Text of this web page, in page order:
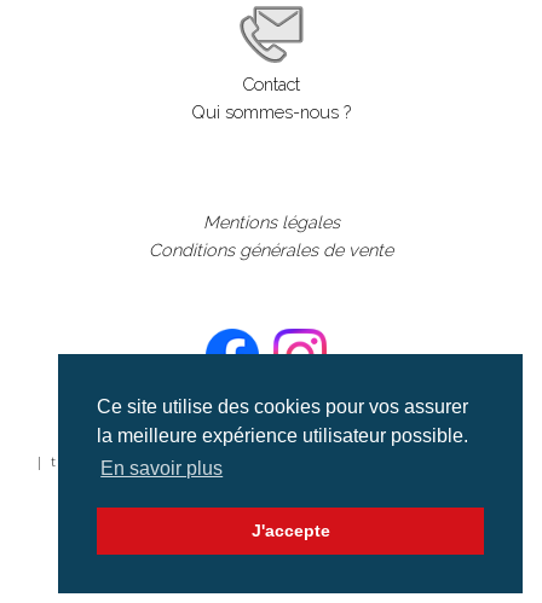
Ce site utilise des cookies pour vos assurer
la meilleure expérience utilisateur possible.
En savoir plus
J'accepte
Contact
Qui sommes-nous ?
Mentions légales
Conditions générales de vente
©aerialcollection marque déposée 2024
| tous droits réservés | aerialcollection.fr banque d'images
aériennes et documentaires video et cinéma |